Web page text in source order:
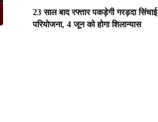
23 साल बाद रफ्तार पकड़ेगी गरड़दा सिंचाई
परियोजना, 4 जून को होगा शिलान्यास